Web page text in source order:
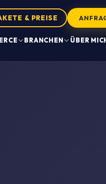
& PREISE
BRANCHEN ÜBER